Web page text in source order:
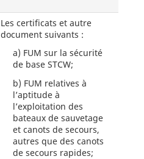
Les certificats et autre
document suivants :
a) FUM sur la sécurité
de base STCW;
b) FUM relatives à
l’aptitude à
l’exploitation des
bateaux de sauvetage
et canots de secours,
autres que des canots
de secours rapides;